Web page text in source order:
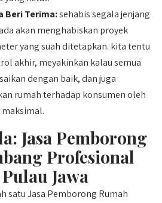
Beri Terima:sehabis segala jenjang
akan menghabiskan proyek
yang suah ditetapkan. kita tentu
akhir, meyakinkan kalau semua
dengan baik, dan juga
rumah terhadap konsumen oleh
Jasa Pemborong
Profesional
Jawa
satu Jasa Pemborong Rumah